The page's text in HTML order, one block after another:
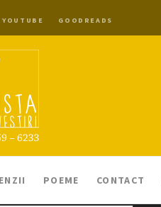
YOUTUBE GOODREADS
POEME CONTACT